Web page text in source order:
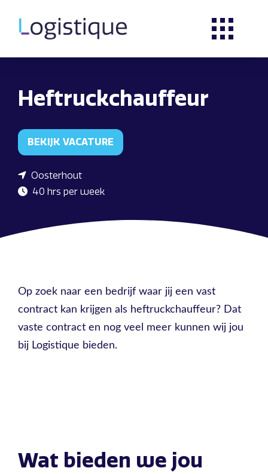
Heftruckchauffeur
BEKIJK VACATURE
Oosterhout
40 hrs per week
Op zoek naar een bedrijf waar jij een vast
contract kan krijgen als heftruckchauffeur? Dat
vaste contract en nog veel meer kunnen wij jou
bij Logistique bieden.
Wat bieden we jou